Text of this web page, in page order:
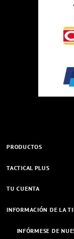
PRODUCTOS
TACTICAL PLUS
TU CUENTA
INFORMACIÓN DE LA
INFÓRMESE DE